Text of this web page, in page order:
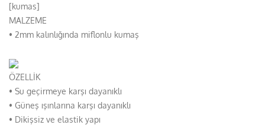
[kumas]
MALZEME
• 2mm kalınlığında miflonlu kumaş
ÖZELLİK
• Su geçirmeye karşı dayanıklı
• Güneş ışınlarına karşı dayanıklı
• Dikişsiz ve elastik yapı